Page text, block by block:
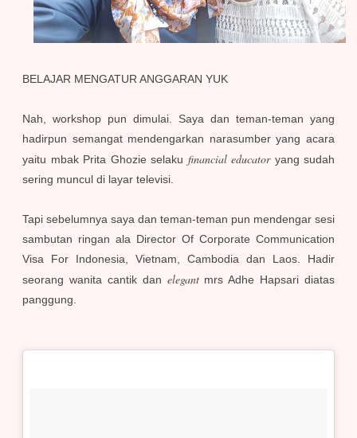
BELAJAR MENGATUR ANGGARAN YUK
Nah, workshop pun dimulai. Saya dan teman-teman yang
hadirpun semangat mendengarkan narasumber yang acara
yaitu mbak Prita Ghozie selaku financial educator yang sudah
sering muncul di layar televisi.
Tapi sebelumnya saya dan teman-teman pun mendengar sesi
sambutan ringan ala Director Of Corporate Communication
Visa For Indonesia, Vietnam, Cambodia dan Laos. Hadir
seorang wanita cantik dan elegantmrs Adhe Hapsari diatas
panggung.